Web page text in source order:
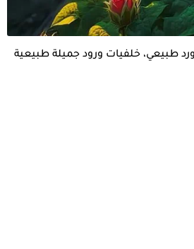
طبيعي، خلفيات ورود جميلة طبيعية